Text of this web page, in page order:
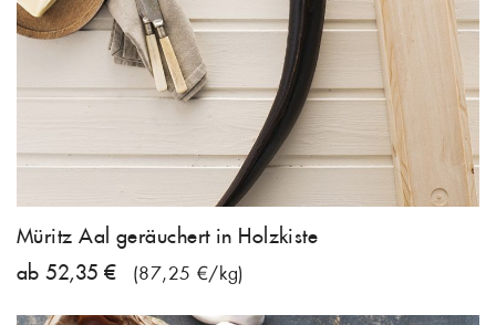
Müritz Aal geräuchert in Holzkiste
ab 52,35 €
(87,25 €/kg)